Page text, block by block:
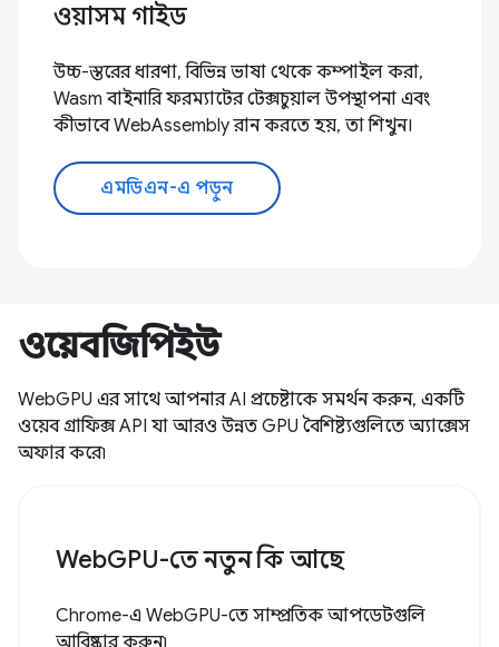
ওয়াসম গাইড
উচ্চ-স্তরের ধারণা, বিভিন্ন ভাষা থেকে কম্পাইল করা,
Wasm বাইনারি ফরম্যাটের টেক্সচুয়াল উপস্থাপনা এবং
কীভাবে WebAssembly রান করতে হয়, তা শিখুন।
এমডিএন-এ পড়ুন
ওয়েবজিপিইউ
WebGPU এর সাথে আপনার AI প্রচেষ্টাকে সমর্থন করুন, একটি
ওয়েব গ্রাফিক্স API যা আরও উন্নত GPU বৈশিষ্ট্যগুলিতে অ্যাক্সেস
অফার করে৷
WebGPU-তে নতুন কি আছে
Chrome-এ WebGPU-তে সাম্প্রতিক আপডেটগুলি